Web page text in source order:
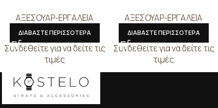
ΑΞΕΣΟΥΑΡ-ΕΡΓΑΛΕΙΑ
ΔΙΑΒΑΣΤΕ ΠΕΡΙΣΣΟΤΕΡΑ
Συνδεθείτε για να δείτε τις
τιμές
ΑΞΕΣΟΥΑΡ-ΕΡΓΑΛΕΙΑ
ΔΙΑΒΑΣΤΕ ΠΕΡΙΣΣΟΤΕΡΑ
Συνδεθείτε για να δείτε τις
τιμές